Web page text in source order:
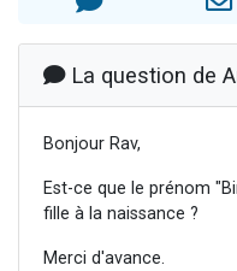
La question de
Bonjour Rav,
Est-ce que le prénom
fille à la naissance ?
Merci d'avance.